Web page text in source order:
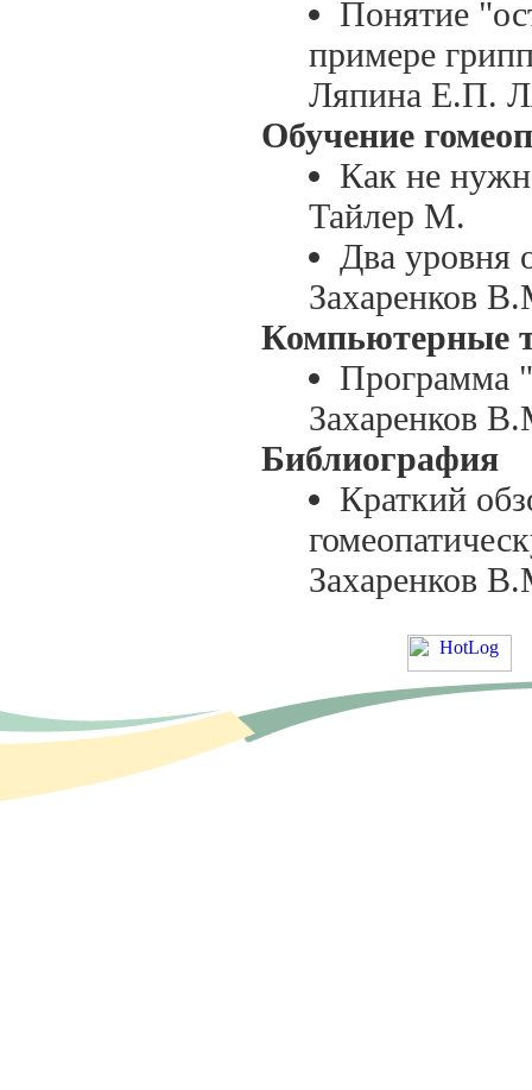
Понятие
примере
Ляпина Е.П.
Обучение
Как не
Тайлер М.
Два уровня
Захаренков
Компьютерные
Программа
Захаренков
Библиография
Краткий
Захаренков